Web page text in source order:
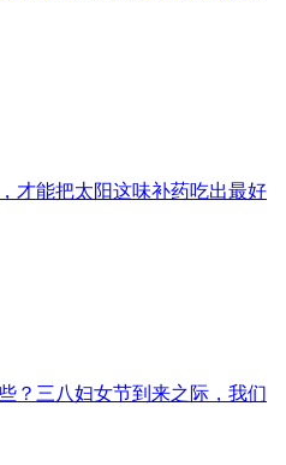
才能把太阳这味补药吃出最好
？三八妇女节到来之际，我们